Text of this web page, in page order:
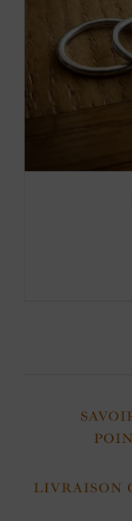
LIVRAISON